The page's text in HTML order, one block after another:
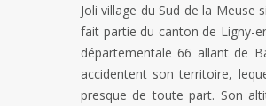
Joli village du Sud de la
fait partie du canton de Ligny-
départementale 66 allant de
accidentent son territoire,
presque de toute part. Son